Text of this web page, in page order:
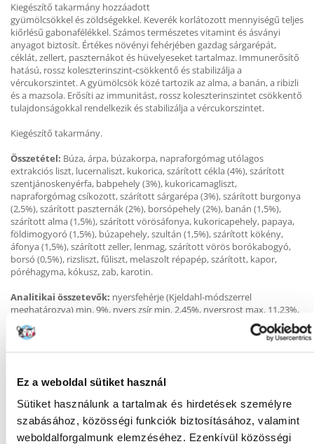
Ez a weboldal sütiket használ
Sütiket használunk a tartalmak és hirdetések személyre
szabásához, közösségi funkciók biztosításához, valamint
weboldalforgalmunk elemzéséhez. Ezenkívül közösségi
Kiegészítő takarmány hozzáadott
gyümölcsökkel és zöldségekkel. Keverék korlátozott mennyiségű teljes
kiőrlésű gabonafélékkel. Számos természetes vitamint és ásványi
anyagot biztosít. Értékes növényi fehérjében gazdag sárgarépát,
céklát, zellert, paszternákot és hüvelyeseket tartalmaz. Immunerősítő
hatású, rossz koleszterinszint-csökkentő és stabilizálja a
vércukorszintet. A gyümölcsök közé tartozik az alma, a banán, a ribizli
és a mazsola. Erősíti az immunitást, rossz koleszterinszintet csökkentő
tulajdonságokkal rendelkezik és stabilizálja a vércukorszintet.
Kiegészítő takarmány.
Összetétel: Búza, árpa, búzakorpa, napraforgómag utólagos
extrakciós liszt, lucernaliszt, kukorica, szárított cékla (4%), szárított
szentjánoskenyérfa, babpehely (3%), kukoricamagliszt,
napraforgómag csíkozott, szárított sárgarépa (3%), szárított burgonya
(2,5%), szárított paszternák (2%), borsópehely (2%), banán (1,5%),
szárított alma (1,5%), szárított vörösáfonya, kukoricapehely, papaya,
földimogyoró (1,5%), búzapehely, szultán (1,5%), szárított kökény,
áfonya (1,5%), szárított zeller, lenmag, szárított vörös borókabogyó,
borsó (0,5%), rizsliszt, fűliszt, melaszolt répapép, szárított, kapor,
póréhagyma, kókusz, zab, karotin.
Analitikai összetevők: nyersfehérje (Kjeldahl-módszerrel
meghatározva) min. 9%, nyers zsír min. 2,45%, nyersrost max. 11,23%,
nyers hamu max. 4,3%, nedvesség max. 12%.
KÉRDEZZ TŐLÜNK!